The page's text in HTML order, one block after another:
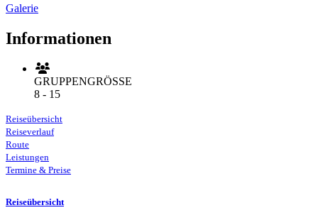
Galerie
Informationen
GRUPPENGRÖSSE
8 - 15
Reiseübersicht
Reiseverlauf
Route
Leistungen
Termine & Preise
Reiseübersicht